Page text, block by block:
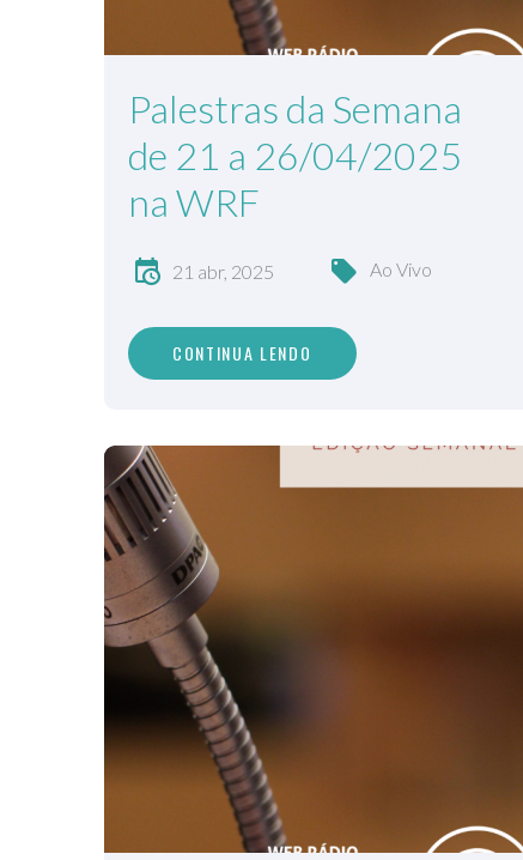
Palestras da Semana
de 21 a 26/04/2025
na WRF
21 abr, 2025 Ao Vivo
CONTINUA LENDO